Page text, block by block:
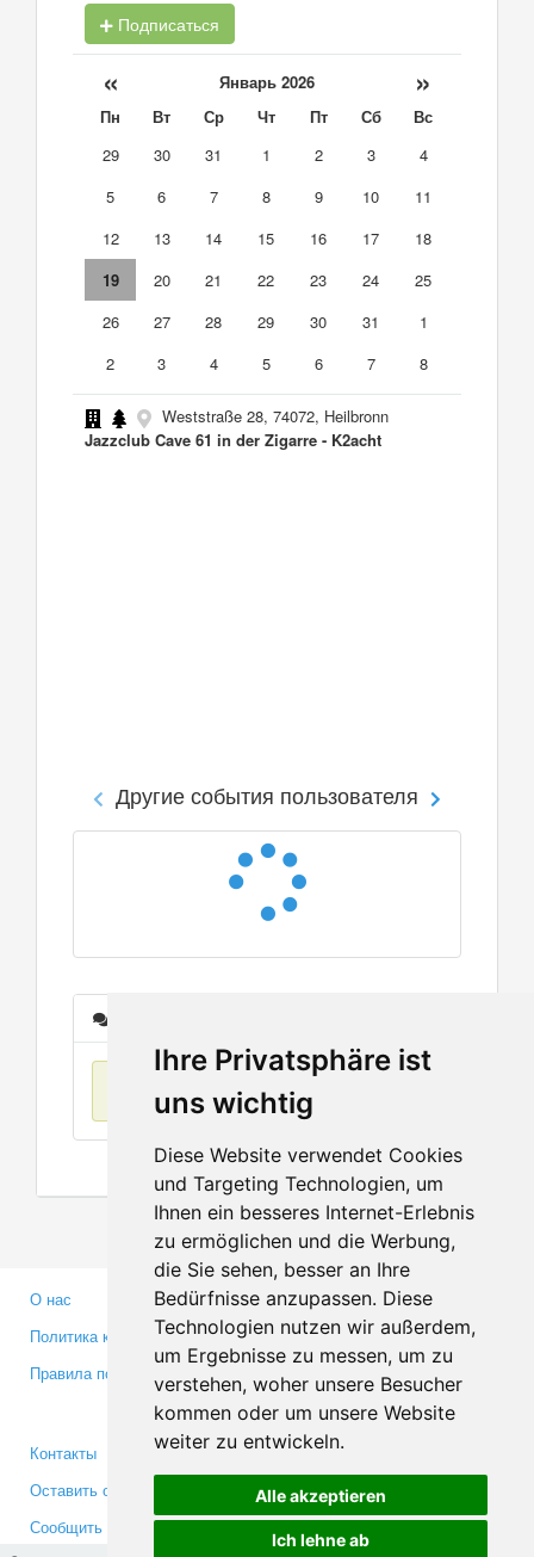
Ihre Privatsphäre ist
uns wichtig
Diese Website verwendet Cookies
und Targeting Technologien, um
Ihnen ein besseres Internet-Erlebnis
zu ermöglichen und die Werbung,
die Sie sehen, besser an Ihre
Bedürfnisse anzupassen. Diese
Technologien nutzen wir außerdem,
um Ergebnisse zu messen, um zu
verstehen, woher unsere Besucher
kommen oder um unsere Website
weiter zu entwickeln.
Alle akzeptieren
Ich lehne ab
Подписаться
« Январь 2026 »
Пн Вт Ср Чт Пт Сб
Вс
29
30 31 1 2 3
4
5
6 7 8 9 10
11
12
13 14 15 16 17
18
19
20 21 22 23 24
25
26
27 28 29 30 31
1
2
3 4 5 6 7 8
Weststraße 28, 74072, Heilbronn
Jazzclub Cave 61 in der Zigarre - K2acht
Другие события пользователя
О нас
Политика конфиденциальности
Правила пользования
Партнерам
Инвесторам
Медиа
Контакты
Оставить отзыв
Сообщить об ошибке
Facebook
Twitter
YouTube